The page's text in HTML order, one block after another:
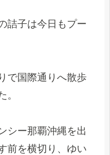
詰子は今日もプー
で国際通りへ散歩
。
シー那覇沖縄を出
前を横切り、ゆい